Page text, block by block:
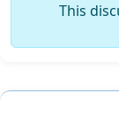
This